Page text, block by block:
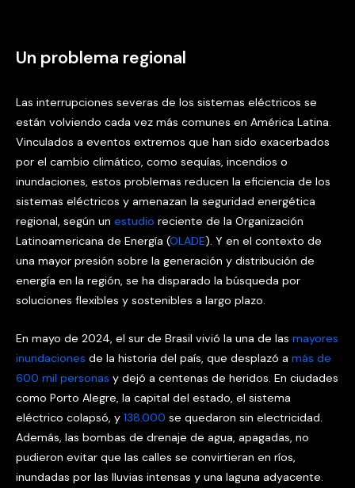
Un problema regional
Las interrupciones severas de los sistemas eléctricos se
están volviendo cada vez más comunes en América Latina.
Vinculados a eventos extremos que han sido exacerbados
por el cambio climático, como sequías, incendios o
inundaciones, estos problemas reducen la eficiencia de los
sistemas eléctricos y amenazan la seguridad energética
regional, según un estudio reciente de la Organización
Latinoamericana de Energía (OLADE). Y en el contexto de
una mayor presión sobre la generación y distribución de
energía en la región, se ha disparado la búsqueda por
soluciones flexibles y sostenibles a largo plazo.
En mayo de 2024, el sur de Brasil vivió la una de las mayores
inundaciones de la historia del país, que desplazó a más de
600 mil personas y dejó a centenas de heridos. En ciudades
como Porto Alegre, la capital del estado, el sistema
eléctrico colapsó, y 138.000 se quedaron sin electricidad.
Además, las bombas de drenaje de agua, apagadas, no
pudieron evitar que las calles se convirtieran en ríos,
inundadas por las lluvias intensas y una laguna adyacente.